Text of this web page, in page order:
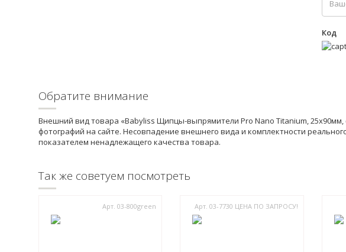
Код
Обратите внимание
Внешний вид товара «Babyliss Щипцы-выпрямители Pro Nano Titanium, 25х90мм,
фотографий на сайте. Несовпадение внешнего вида и комплектности
показателем ненадлежащего качества товара.
Так же советуем посмотреть
Арт. 03-800green Арт. 03-7730 ЦЕНА ПО ЗАПРОСУ!